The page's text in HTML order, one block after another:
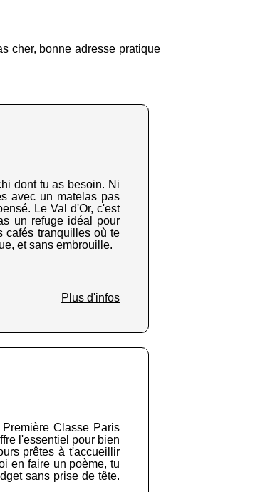
cher, bonne adresse pratique
dont tu as besoin. Ni
avec un matelas pas
Le Val d'Or, c'est
un refuge idéal pour
cafés tranquilles où te
et sans embrouille.
Plus d'infos
Classe Paris
l'essentiel pour bien
prêtes à t'accueillir
en faire un poème, tu
sans prise de tête.